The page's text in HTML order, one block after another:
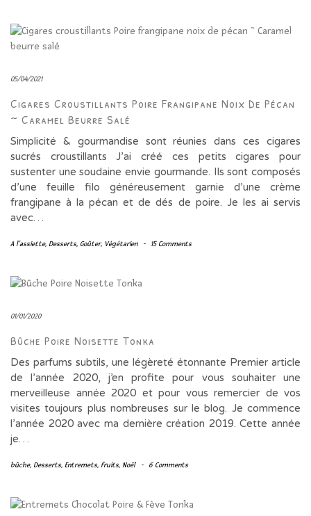
05/04/2021
Cigares Croustillants Poire Frangipane Noix De Pécan
~ Caramel Beurre Salé
Simplicité & gourmandise sont réunies dans ces cigares
sucrés croustillants J’ai créé ces petits cigares pour
sustenter une soudaine envie gourmande. Ils sont composés
d’une feuille filo généreusement garnie d’une crème
frangipane à la pécan et de dés de poire. Je les ai servis
avec…
A l'assiette, Desserts, Goûter, Végétarien - 15 Comments
01/01/2020
Bûche Poire Noisette Tonka
Des parfums subtils, une légèreté étonnante Premier article
de l’année 2020, j’en profite pour vous souhaiter une
merveilleuse année 2020 et pour vous remercier de vos
visites toujours plus nombreuses sur le blog. Je commence
l’année 2020 avec ma dernière création 2019. Cette année
je…
bûche, Desserts, Entremets, fruits, Noël - 6 Comments